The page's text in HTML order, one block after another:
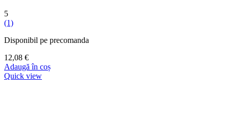
5
(1)
Disponibil pe precomanda
12,08 €
Adaugă în coș
Quick view